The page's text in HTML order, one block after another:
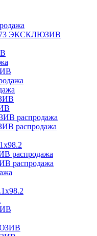
ЭКСКЛЮЗИВ
распродажа
распродажа
распродажа
распродажа